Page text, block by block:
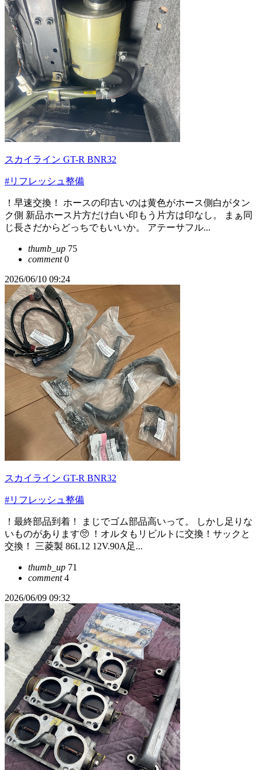
スカイライン GT-R BNR32
#リフレッシュ整備
！早速交換！ ホースの印古いのは黄色がホース側白がタン
ク側 新品ホース片方だけ白い印もう片方は印なし。 まぁ同
じ長さだからどっちでもいいか。 アテーサフル...
thumb_up 75
comment0
2026/06/10 09:24
スカイライン GT-R BNR32
#リフレッシュ整備
！最終部品到着！ まじでゴム部品高いって。 しかし足りな
いものがあります🥺 ！オルタもリビルトに交換！サックと
交換！ 三菱製 86L12 12V.90A足...
thumb_up 71
comment4
2026/06/09 09:32